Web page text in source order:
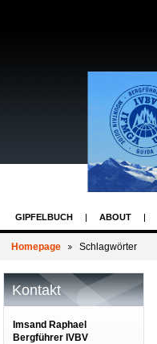
GIPFELBUCH ABOUT
Homepage Schlagwörter
Kontakt
Imsand Raphael
Bergführer IVBV